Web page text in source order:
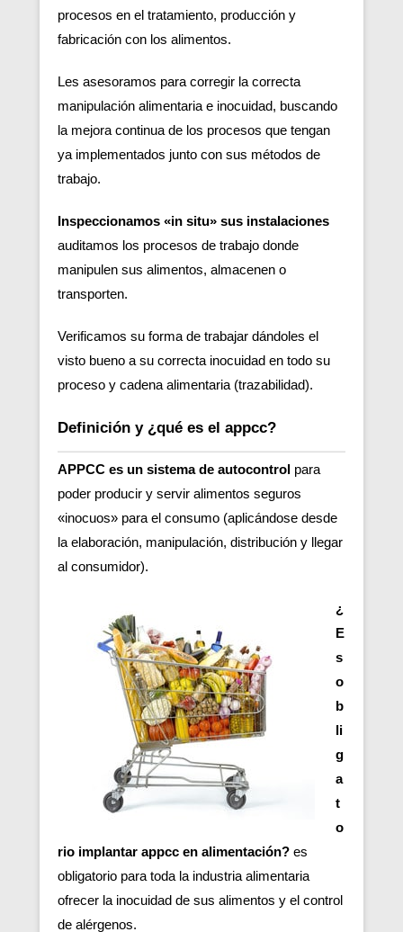
procesos en el tratamiento, producción y
fabricación con los alimentos.
Les asesoramos para corregir la correcta
manipulación alimentaria e inocuidad, buscando
la mejora continua de los procesos que tengan
ya implementados junto con sus métodos de
trabajo.
Inspeccionamos «in situ» sus instalaciones
auditamos los procesos de trabajo donde
manipulen sus alimentos, almacenen o
transporten.
Verificamos su forma de trabajar dándoles el
visto bueno a su correcta inocuidad en todo su
proceso y cadena alimentaria (trazabilidad).
Definición y ¿qué es el appcc?
APPCC es un sistema de autocontrol para
poder producir y servir alimentos seguros
«inocuos» para el consumo (aplicándose desde
la elaboración, manipulación, distribución y llegar
al consumidor).
¿
E
s
o
b
li
g
a
t
o
rio implantar appcc en alimentación? es
obligatorio para toda la industria alimentaria
ofrecer la inocuidad de sus alimentos y el control
de alérgenos.